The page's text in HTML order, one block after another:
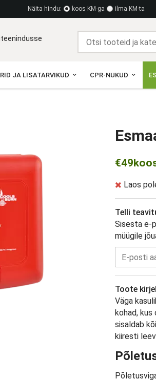
Näita hindu: koos KM-ga ilma KM-ta
JA LISATARVIKUD CPR-NUKUD
€49
Laos
Telli
Sisesta e-
müügile
Toote
Väga
kohad,
sisaldab
kiiresti